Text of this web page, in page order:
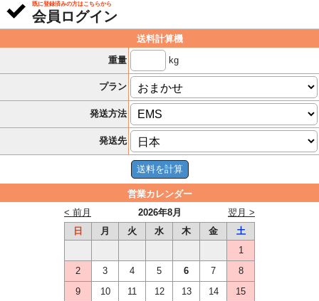
既に登録済みの方はこちらから
会員ログイン
送料計算機
重量
kg
プラン
発送方法
発送先
営業カレンダー
2026年8月
< 前月
翌月 >
日
月 火 水 木 金
土
1
2
3 4 5 6 7
8
9
10 11 12 13 14
15